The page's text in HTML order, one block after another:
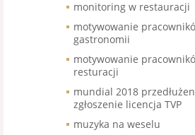
monitoring w restauracji
motywowanie
gastronomii
motywowanie
resturacji
mundial 2018
zgłoszenie licencja TVP
muzyka na weselu